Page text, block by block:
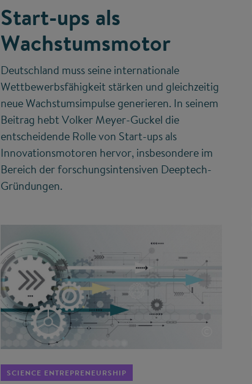
Start-ups als
Wachstumsmotor
Deutschland muss seine internationale
Wettbewerbsfähigkeit stärken und gleichzeitig
neue Wachstumsimpulse generieren. In seinem
Beitrag hebt Volker Meyer-Guckel die
entscheidende Rolle von Start-ups als
Innovationsmotoren hervor, insbesondere im
Bereich der forschungsintensiven Deeptech-
Gründungen.
SCIENCE ENTREPRENEURSHIP